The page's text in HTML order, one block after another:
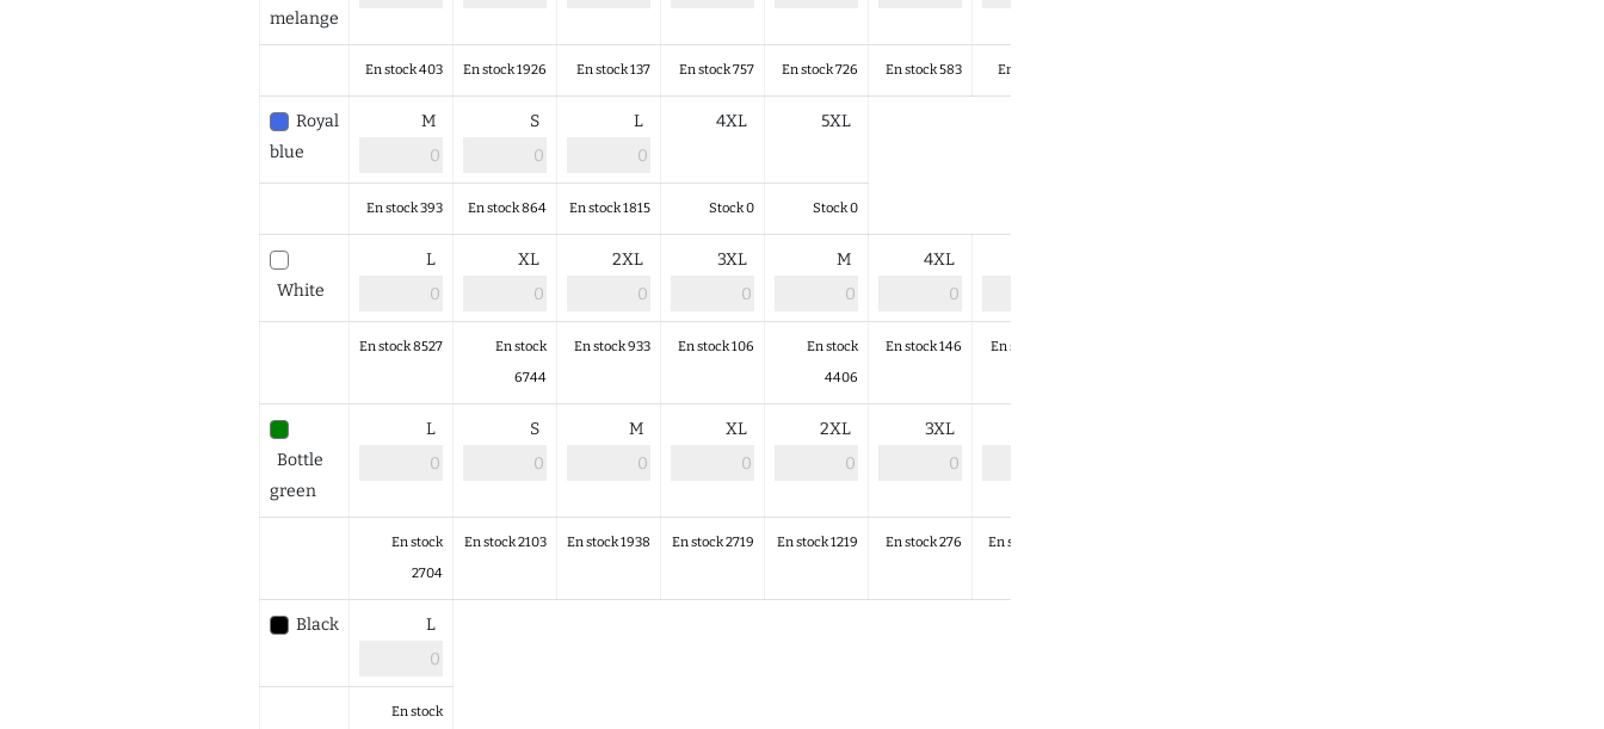
melange
En stock 403 En stock 1926 En stock 137 En stock 757 En stock 726 En stock 583 En stock 61
Royal
blue
M S L 4XL 5XL
En stock 393 En stock 864 En stock 1815 Stock 0 Stock 0
White
L XL 2XL 3XL M 4XL
En stock 8527
En stock
6744
En stock 933 En stock 106
En stock
4406
En stock 146 En stock 272
Bottle
green
L S M XL 2XL 3XL
En stock
2704
En stock 2103 En stock 1938 En stock 2719 En stock 1219 En stock 276 En stock 209
Black L
En stock